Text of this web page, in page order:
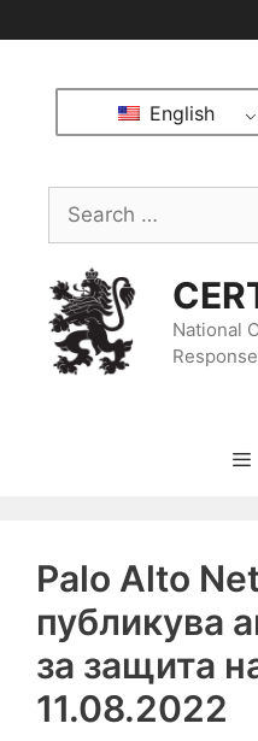
English
National
Palo Alto
публикува
за защита
11.08.2022